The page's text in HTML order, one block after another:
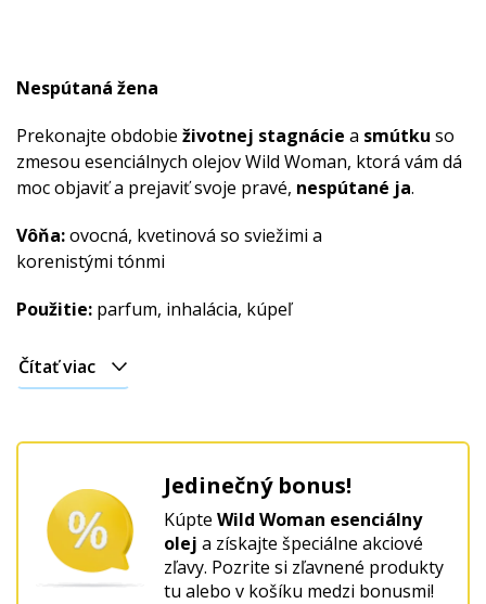
Nespútaná žena
Prekonajte obdobie životnej stagnácie a smútku so
zmesou esenciálnych olejov Wild Woman, ktorá vám dá
moc objaviť a prejaviť svoje pravé, nespútané ja.
Vôňa:ovocná, kvetinová so sviežimi a
korenistými tónmi
Použitie: parfum, inhalácia, kúpeľ
Čítať viac
Jedinečný bonus!
Kúpte Wild Woman esenciálny
olej a získajte špeciálne akciové
zľavy. Pozrite si zľavnené produkty
tu alebo v košíku medzi bonusmi!